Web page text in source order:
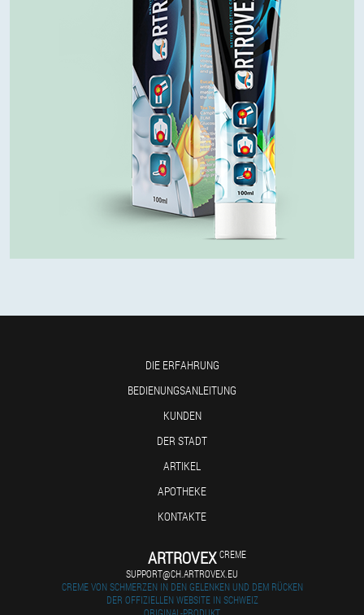
DIE ERFAHRUNG
BEDIENUNGSANLEITUNG
KUNDEN
DER STADT
ARTIKEL
APOTHEKE
KONTAKTE
ARTROVEX CREME
SUPPORT@CH.ARTROVEX.EU
CREME VON SCHMERZEN IN DEN GELENKEN UND DEM RÜCKEN
DER OFFIZIELLEN WEBSITE IN SCHWEIZ